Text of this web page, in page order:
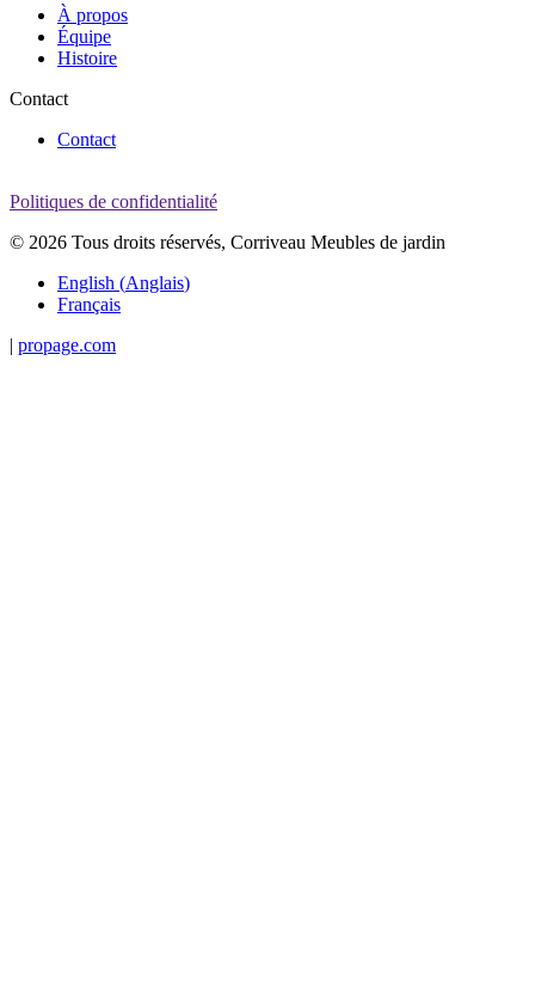
À propos
Équipe
Histoire
Contact
Contact
Politiques de confidentialité
© 2026 Tous droits réservés, Corriveau Meubles de jardin
English (Anglais)
Français
| propage.com